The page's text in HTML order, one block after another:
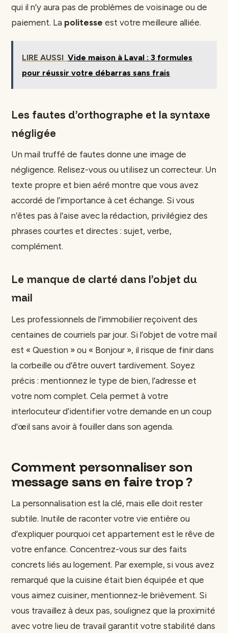
qui il n’y aura pas de problèmes de voisinage ou de
paiement. La politesse est votre meilleure alliée.
LIRE AUSSI Vide maison à Laval : 3 formules
pour réussir votre débarras sans frais
Les fautes d’orthographe et la syntaxe
négligée
Un mail truffé de fautes donne une image de
négligence. Relisez-vous ou utilisez un correcteur. Un
texte propre et bien aéré montre que vous avez
accordé de l’importance à cet échange. Si vous
n’êtes pas à l’aise avec la rédaction, privilégiez des
phrases courtes et directes : sujet, verbe,
complément.
Le manque de clarté dans l’objet du
mail
Les professionnels de l’immobilier reçoivent des
centaines de courriels par jour. Si l’objet de votre mail
est « Question » ou « Bonjour », il risque de finir dans
la corbeille ou d’être ouvert tardivement. Soyez
précis : mentionnez le type de bien, l’adresse et
votre nom complet. Cela permet à votre
interlocuteur d’identifier votre demande en un coup
d’œil sans avoir à fouiller dans son agenda.
Comment personnaliser son
message sans en faire trop ?
La personnalisation est la clé, mais elle doit rester
subtile. Inutile de raconter votre vie entière ou
d’expliquer pourquoi cet appartement est le rêve de
votre enfance. Concentrez-vous sur des faits
concrets liés au logement. Par exemple, si vous avez
remarqué que la cuisine était bien équipée et que
vous aimez cuisiner, mentionnez-le brièvement. Si
vous travaillez à deux pas, soulignez que la proximité
avec votre lieu de travail garantit votre stabilité dans